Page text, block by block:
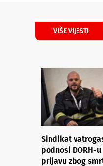
VIŠE VIJESTI
Sindikat
podnosi DORH-u
prijavu zbog